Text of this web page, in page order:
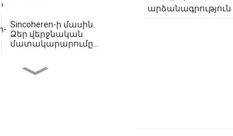
Sincoheren-ի մասին.
Ձեր վերջնական
մատակարարումը...